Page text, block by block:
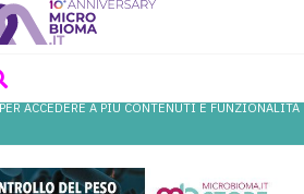
ACCEDERE A PIÙ CONTENUTI E FUNZIONALITÀ